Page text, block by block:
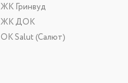
ЖК Гринвуд
ЖК ДОК
ОК Salut (Салют)